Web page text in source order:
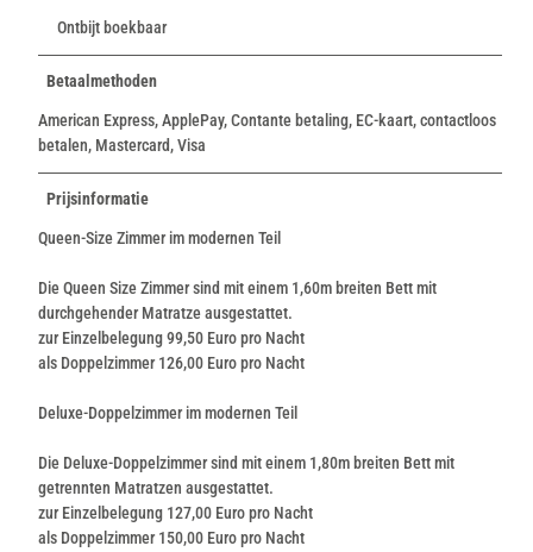
Ontbijt boekbaar
Betaalmethoden
American Express, ApplePay, Contante betaling, EC-kaart, contactloos
betalen, Mastercard, Visa
Prijsinformatie
Queen-Size Zimmer im modernen Teil
Die Queen Size Zimmer sind mit einem 1,60m breiten Bett mit
durchgehender Matratze ausgestattet.
zur Einzelbelegung 99,50 Euro pro Nacht
als Doppelzimmer 126,00 Euro pro Nacht
Deluxe-Doppelzimmer im modernen Teil
Die Deluxe-Doppelzimmer sind mit einem 1,80m breiten Bett mit
getrennten Matratzen ausgestattet.
zur Einzelbelegung 127,00 Euro pro Nacht
als Doppelzimmer 150,00 Euro pro Nacht